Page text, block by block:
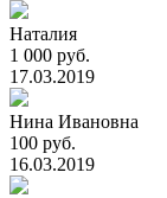
Наталия
1 000 руб.
17.03.2019
Нина Ивановна
100 руб.
16.03.2019